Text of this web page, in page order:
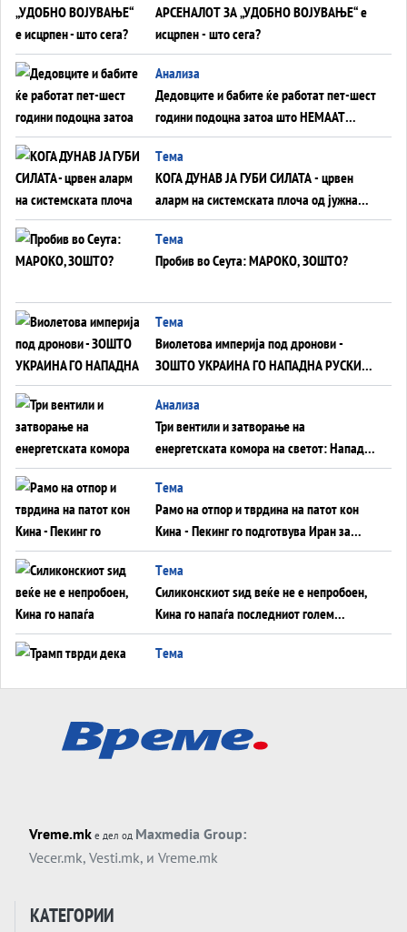
АРСЕНАЛОТ ЗА „УДОБНО ВОЈУВАЊЕ“ е
исцрпен - што сега?
Анализа
Дедовците и бабите ќе работат пет-шест
години подоцна затоа што НЕМААТ
ВНУЦИ ДА ГИ ЗАМЕНАТ
Tема
КОГА ДУНАВ ЈА ГУБИ СИЛАТА - црвен
аларм на системската плоча од јужна
Германија до Црното Море...
Tема
Пробив во Сеута: МАРОКО, ЗОШТО?
Tема
Виолетова империја под дронови -
ЗОШТО УКРАИНА ГО НАПАДНА РУСКИОТ
WILDBERRIES
Aнализа
Три вентили и затворање на
енергетската комора на светот: Нападот
во Суец најавува глобален енергетски
инфаркт?
Tема
Рамо на отпор и тврдина на патот кон
Кина - Пекинг го подготвува Иран за
американска копнена инвазија
Tема
Силиконскиот ѕид веќе не е непробоен,
Кина го напаѓа последниот голем
монопол на Западот?
Tема
Tема
ДЛАБОКО УДОЛУ: Сметководствените
АТОМСКО ДОМИНО НА БЛИСКИОТ
ИСТОК
Vreme.mk е дел од Maxmedia Group:
Vecer.mk, Vesti.mk, и Vreme.mk
КАТЕГОРИИ